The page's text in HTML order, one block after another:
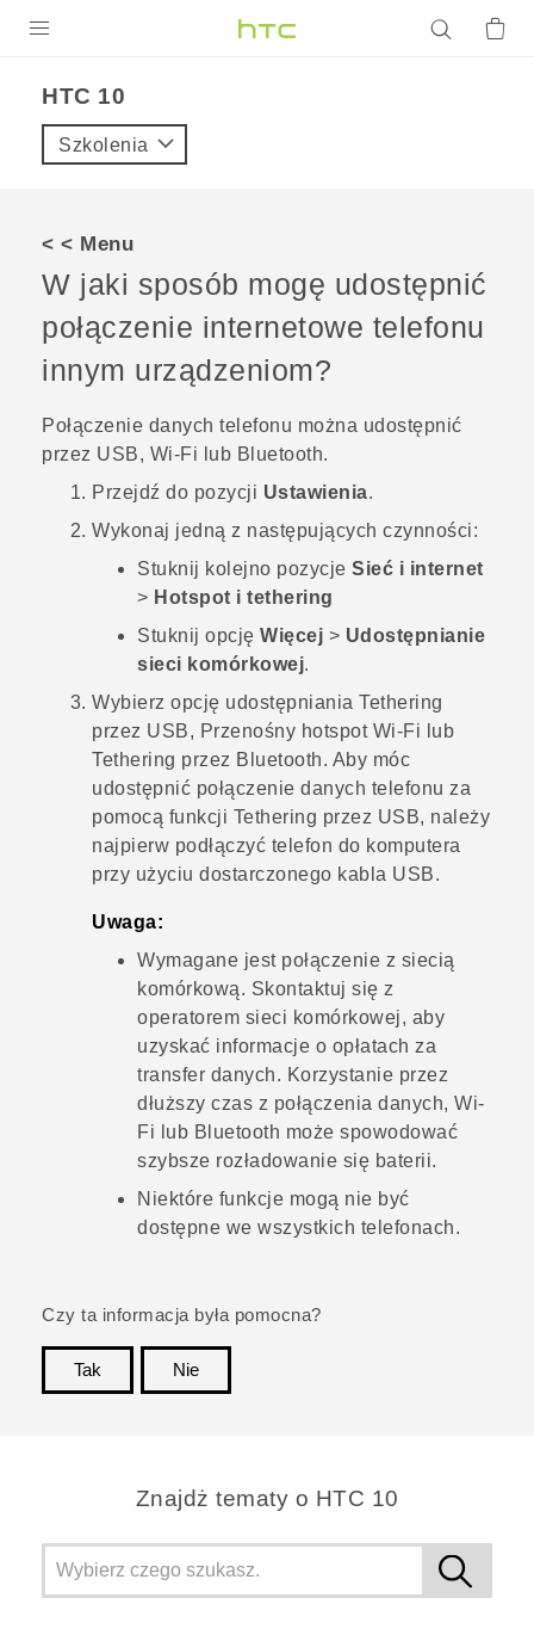
VIVE
VIVERSE
POMOC TECHNICZNA
Urządzenia i akcesoria HTC
Zaloguj się
HTC 10‎
Szkolenia
< < Menu
W jaki sposób mogę udostępnić
połączenie internetowe telefonu
innym urządzeniom?
Połączenie danych telefonu można udostępnić
przez USB, Wi‍-Fi lub Bluetooth.
Przejdź do pozycji Ustawienia.
Wykonaj jedną z następujących czynności:
Stuknij kolejno pozycje Sieć i internet
> Hotspot i tethering
Stuknij opcję Więcej > Udostępnianie
sieci komórkowej.
Wybierz opcję udostępniania Tethering
przez USB, Przenośny hotspot Wi‍-Fi lub
Tethering przez Bluetooth. Aby móc
udostępnić połączenie danych telefonu za
pomocą funkcji Tethering przez USB, należy
najpierw podłączyć telefon do komputera
przy użyciu dostarczonego kabla USB.
Uwaga:
Wymagane jest połączenie z siecią
komórkową. Skontaktuj się z
operatorem sieci komórkowej, aby
uzyskać informacje o opłatach za
transfer danych. Korzystanie przez
dłuższy czas z połączenia danych, Wi‍-
Fi lub Bluetooth może spowodować
szybsze rozładowanie się baterii.
Niektóre funkcje mogą nie być
dostępne we wszystkich telefonach.
Czy ta informacja była pomocna?
Tak
Nie
Znajdż tematy o HTC 10